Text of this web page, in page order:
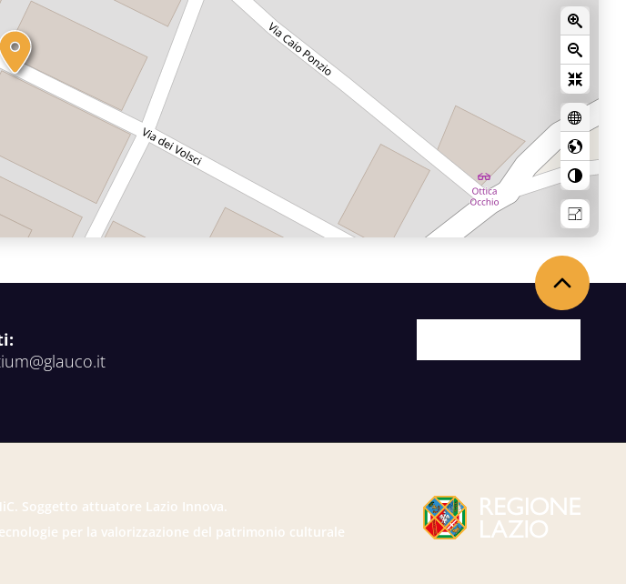
Soggetto attuatore Lazio Innova.
per la valorizzazione del patrimonio culturale
Torna in alto